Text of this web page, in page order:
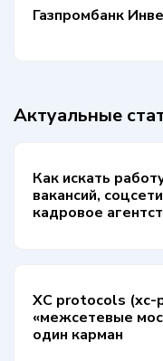
Газпромбанк
Актуальные
Как искать
вакансий,
кадровое
XC protocols
«межсетевые
один карман